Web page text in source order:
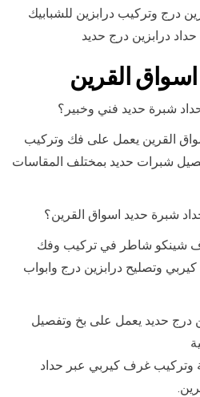
درج وتركيب درابزين للشبابيك
درابزين درج حديد
القرين
شبرة حديد فني وخبير؟
القرين يعمل على فك وتركيب
شبرات حديد بمختلف المقاسات
شبرة حديد اسواق القرين؟
شينكو شاطر في تركيب وفك
وتصليح درابزين درج وابواب
درج حديد يعمل على بخ وتفصيل
وتركيب غرف كيربي عبر حداد